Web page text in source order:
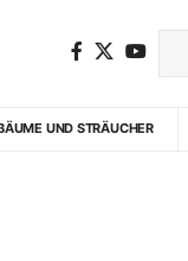
UND STRÄUCHER